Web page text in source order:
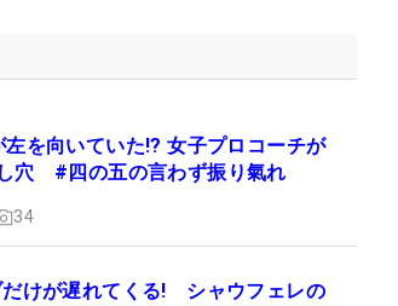
を向いていた!? 女子プロコーチが
穴 #四の五の言わず振り氣れ
34
けが遅れてくる! シャウフェレの